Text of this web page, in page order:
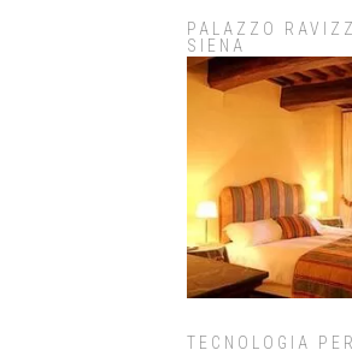
PALAZZO
SIENA
TECNOLOGIA